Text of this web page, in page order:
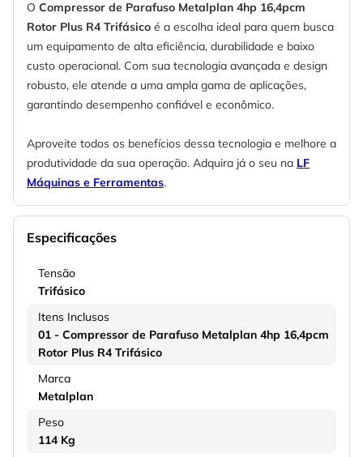
O Compressor de Parafuso Metalplan 4hp 16,4pcm
Rotor Plus R4 Trifásico é a escolha ideal para quem busca
um equipamento de alta eficiência, durabilidade e baixo
custo operacional. Com sua tecnologia avançada e design
robusto, ele atende a uma ampla gama de aplicações,
garantindo desempenho confiável e econômico.
Aproveite todos os benefícios dessa tecnologia e melhore a
produtividade da sua operação. Adquira já o seu na LF
Máquinas e Ferramentas.
Especificações
Tensão
Trifásico
Itens Inclusos
01 - Compressor de Parafuso Metalplan 4hp 16,4pcm
Rotor Plus R4 Trifásico
Marca
Metalplan
Peso
114 Kg